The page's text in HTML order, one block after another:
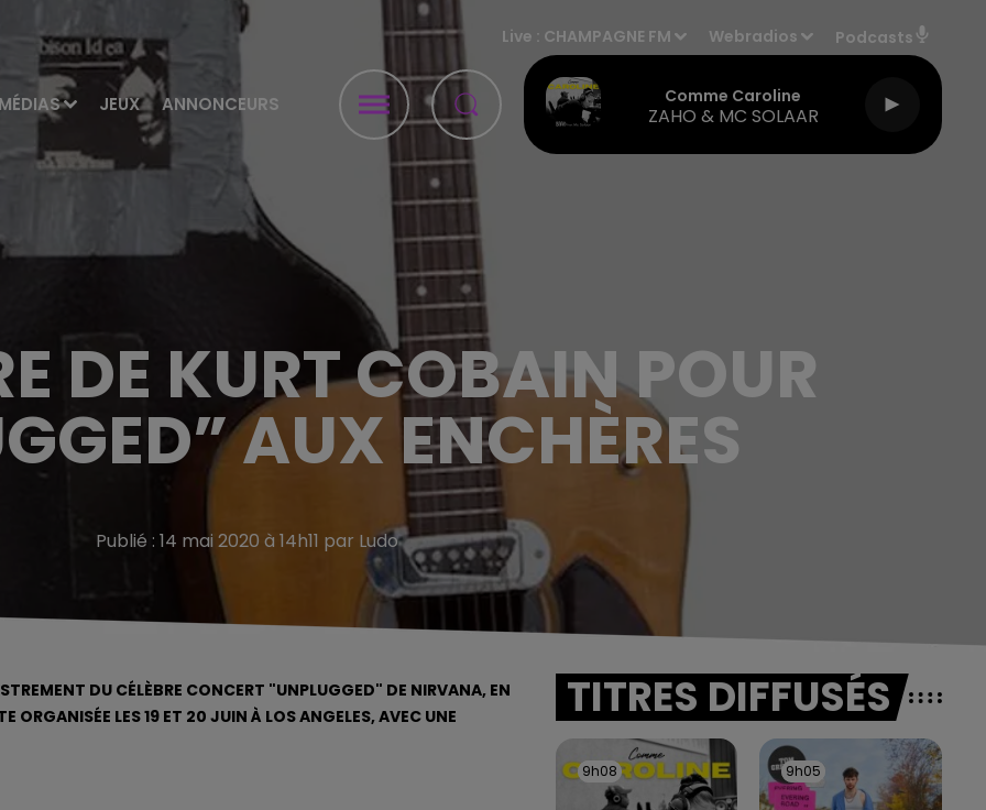
MÉDIAS JEUX ANNONCEURS
Live : CHAMPAGNE FM Webradios Podcasts
Comme Caroline
ZAHO & MC SOLAAR
DE KURT COBAIN POUR
AUX ENCHÈRES
Publié : 14 mai 2020 à 14h11 par Ludo
DU CÉLÈBRE CONCERT "UNPLUGGED" DE NIRVANA, EN
ORGANISÉE LES 19 ET 20 JUIN À LOS ANGELES, AVEC UNE
TITRES DIFFUSÉS
9h08
9h08 9h05
9h05